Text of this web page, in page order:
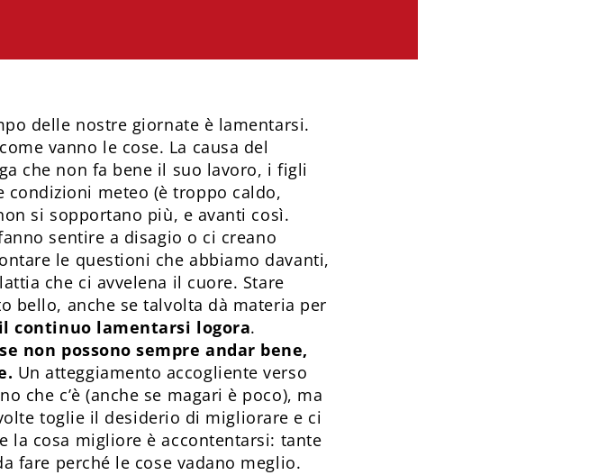
delle nostre giornate è lamentarsi.
vanno le cose. La causa del
che non fa bene il suo lavoro, i figli
meteo (è troppo caldo,
si sopportano più, e avanti così.
sentire a disagio o ci creano
le questioni che abbiamo davanti,
che ci avvelena il cuore. Stare
bello, anche se talvolta dà materia per
continuo lamentarsi logora.
non possono sempre andar bene,
Un atteggiamento accogliente verso
che c’è (anche se magari è poco), ma
toglie il desiderio di migliorare e ci
la cosa migliore è accontentarsi: tante
fare perché le cose vadano meglio.